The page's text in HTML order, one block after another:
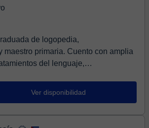
de logopedia,
maestro primaria. Cuento con amplia
del lenguaje,
Ver disponibilidad